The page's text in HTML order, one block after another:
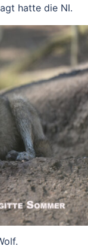
hatte die NI.